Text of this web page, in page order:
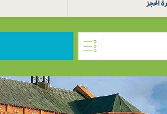
الحجز